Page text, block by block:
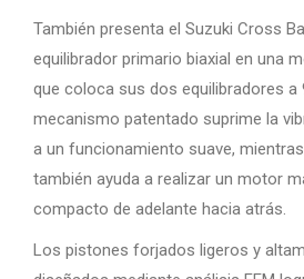
También presenta el Suzuki Cross
equilibrador primario biaxial en una
que coloca sus dos equilibradores a
mecanismo patentado suprime la
a un funcionamiento suave,
también ayuda a realizar un motor
compacto de adelante hacia atrás.
Los pistones forjados ligeros y